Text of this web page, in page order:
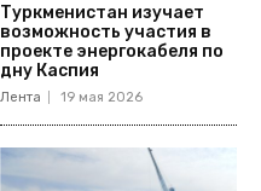
Туркменистан изучает
возможность участия в
проекте энергокабеля по
дну Каспия
Лента 19 мая 2026